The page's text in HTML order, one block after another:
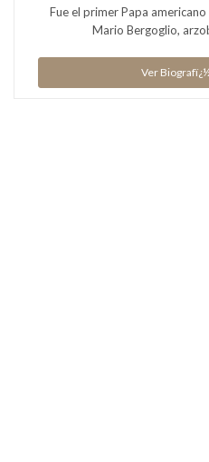
Fue el primer Papa
Mario Bergoglio,
Ver